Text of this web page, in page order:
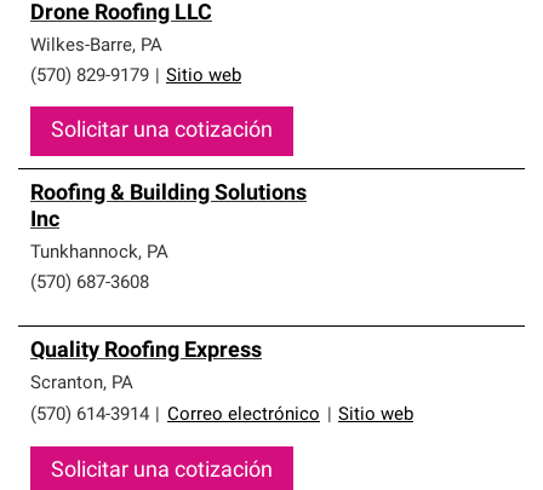
Drone Roofing LLC
Wilkes-Barre, PA
(570) 829-9179
Sitio web
Solicitar una cotización
Roofing & Building Solutions
Inc
Tunkhannock, PA
(570) 687-3608
Quality Roofing Express
Scranton, PA
(570) 614-3914
Correo electrónico Sitio web
Solicitar una cotización